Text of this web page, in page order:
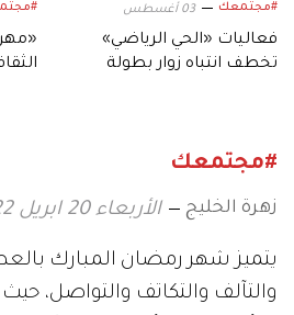
#مجتمعك 03 أغسطس
فعاليات «الحي الرياضي»
تخطف انتباه زوار بطولة
#مجتمعك
زهرة الخليج الأربعاء 20 ابريل 2022 10:26
يتميز شهر رمضان المبارك
والتآلف والتكاتف والتواصل،